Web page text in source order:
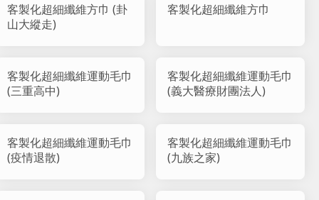
客製化超細纖維方巾 (卦
山大縱走)
客製化超細纖維方巾
客製化超細纖維運動毛巾
(三重高中)
客製化超細纖維運動毛巾
(義大醫療財團法人)
客製化超細纖維運動毛巾
(疫情退散)
客製化超細纖維運動毛巾
(九族之家)